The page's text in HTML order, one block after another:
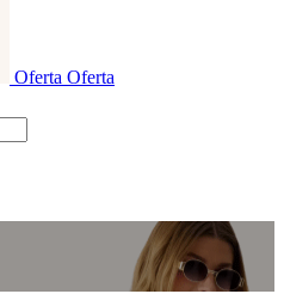
Oferta Oferta